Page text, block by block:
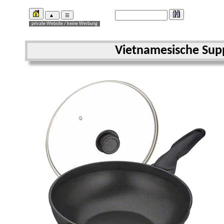
Vietnamesische